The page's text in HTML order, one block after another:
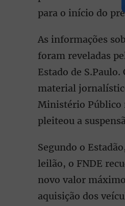
para o início do
As informações
foram reveladas
Estado de S.Paulo.
material
Ministério Público
pleiteou a
Segundo o
leilão, o FNDE
novo valor
aquisição dos